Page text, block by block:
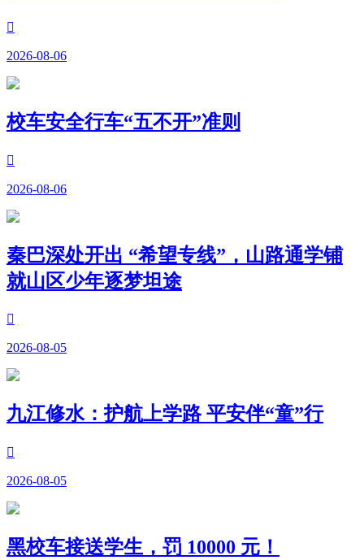

2026-08-06
校车安全行车“五不开”准则

2026-08-06
秦巴深处开出 “希望专线”，山路通学铺
就山区少年逐梦坦途

2026-08-05
九江修水：护航上学路 平安伴“童”行

2026-08-05
黑校车接送学生，罚 10000 元！